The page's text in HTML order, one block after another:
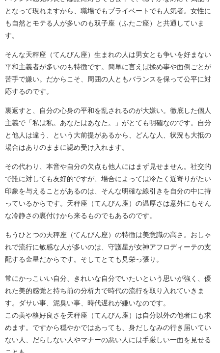
となって現れますから、職場でもプライベートでも人気者。女性に
も自然とモテる人が多いのも双子座（ふたご座）と共通していま
す。
そんな天秤座（てんびん座）生まれの人は男女とも争いを好まない
平和主義者が多いのも特徴です。簡単に言えば揉め事や面倒ごとが
苦手で嫌い。だからこそ、周囲の人ともバランスを保って公平に対
応するのです。
裏返すと、自分の心身の平和を乱されるのが大嫌い。徹底した個人
主義で「私は私。あなたはあなた。」がとても明確なのです。自分
と他人は違う、という大前提があるから、どんな人、状況も大抵の
場合はありのままに認め受け入れます。
その代わり、本音や自分の欠点も他人にはまず見せません。社交的
で誰に対しても友好的ですが、場合によっては冷たく近寄りがたい
印象を与えることがあるのは、そんな明確な線引きを自分の中に持
っているからです。天秤座（てんびん座）の温厚さは意外にもそん
な冷静さの裏付けから来るものでもあるのです。
もうひとつの天秤座（てんびん座）の特徴は美意識の高さ。おしゃ
れで流行に敏感な人が多いのは、守護星が女神アフロディーテの支
配する金星だからです。そしてとても見栄っ張り。
常にかっこいい自分、きれいな自分でいたいという思いが強く、優
れた美的感覚と持ち前の分析力で時代の流行を取り入れていきま
す。ダサい事、泥臭い事、時代遅れが嫌いなのです。
この美や格好良さを天秤座（てんびん座）は自分以外の他者にも求
めます。ですから穏やかではあっても、身だしなみの行き届いてい
ない人、だらしない人やマナーの悪い人には手厳しい一面を見せる